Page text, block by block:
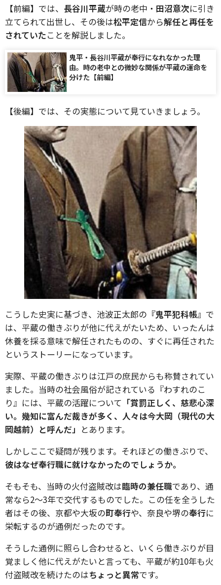
【前編】では、 長谷川平蔵が時の老中・ 田沼意次に引き
立てられて出世し、その後は松平定信から解任と再任を
されていたことを解説しました。
鬼平・長谷川平蔵が奉行になれなかった理
由。時の老中との微妙な関係が平蔵の運命を
分けた【前編】
【後編】では、その実態について見ていきましょう。
こうした史実に基づき、池波正太郎の 『鬼平犯科帳』 で
は、平蔵の働きぶりが他に代えがたいため、いったんは
休養を採る意味で解任されたものの、すぐに再任された
というストーリーになっています。
実際、平蔵の働きぶりは江戸の庶民からも称賛されてい
ました。当時の社会風俗が記されている『わすれのこ
り』には、平蔵の活躍について 「賞罰正しく、慈悲心深
い。幾知に富んだ裁きが多く、人々は今大岡（現代の大
岡越前）と呼んだ」 とあります。
しかしここで疑問が残ります。それほどの働きぶりで、
彼はなぜ奉行職に就けなかったのでしょうか。
そもそも、当時の火付盗賊改は臨時の兼任職であり、通
常なら2〜3年で交代するものでした。この任を全うした
者はその後、京都や大坂の町奉行や、奈良や堺の奉行に
栄転するのが通例だったのです。
そうした通例に照らし合わせると、いくら働きぶりが目
覚ましく他に代えがたいと言っても、平蔵が約10年も火
付盗賊改を続けたのはちょっと異常です。